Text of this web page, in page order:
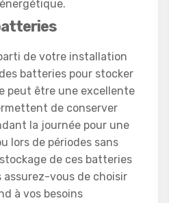
de votre installation
batteries pour stocker
peut être une excellente
de conserver
la journée pour une
lors de périodes sans
de ces batteries
assurez-vous de choisir
à vos besoins